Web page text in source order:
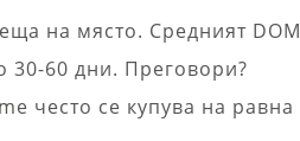
на място. Средният DOM
30-60 дни. Преговори?
често се купува на равна